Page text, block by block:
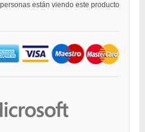
personas están viendo este producto